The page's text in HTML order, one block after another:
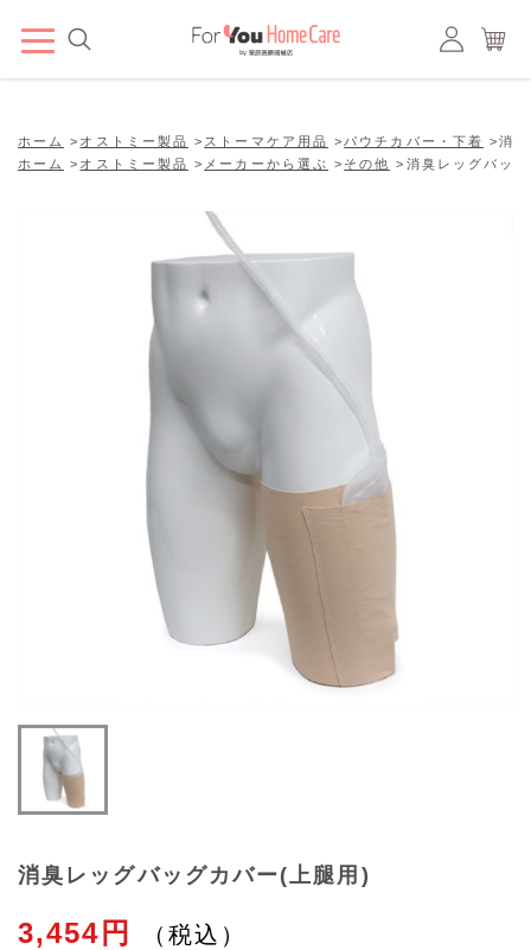
ホーム > オストミー製品 > ストーマケア用品 > パウチカバー・下着 >消
ホーム
> オストミー製品 > メーカーから選ぶ > その他 > 消臭レッグバッ
消臭レッグバッグカバー(上腿用)
3,454円